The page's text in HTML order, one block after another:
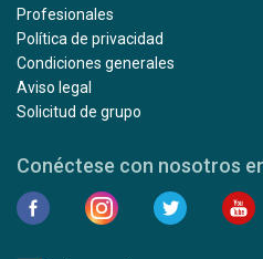
Profesionales
Política de privacidad
Condiciones generales
Aviso legal
Solicitud de grupo
Conéctese con nosotros